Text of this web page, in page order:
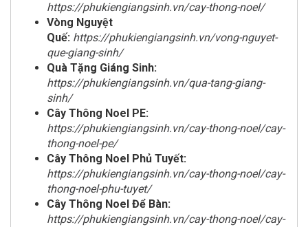
https://phukiengiangsinh.vn/cay-thong-noel/
Vòng Nguyệt
Quế: https://phukiengiangsinh.vn/vong-nguyet-
que-giang-sinh/
Quà Tặng Giáng Sinh:
https://phukiengiangsinh.vn/qua-tang-giang-
sinh/
Cây Thông Noel PE:
https://phukiengiangsinh.vn/cay-thong-noel/cay-
thong-noel-pe/
Cây Thông Noel Phủ Tuyết:
https://phukiengiangsinh.vn/cay-thong-noel/cay-
thong-noel-phu-tuyet/
Cây Thông Noel Để Bàn:
https://phukiengiangsinh.vn/cay-thong-noel/cay-